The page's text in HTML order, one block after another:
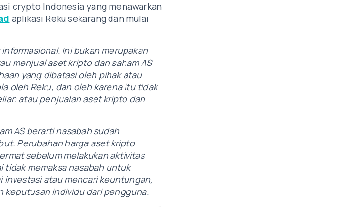
crypto Indonesia yang menawarkan
aplikasi Reku sekarang dan mulai
Ini bukan merupakan
menjual aset kripto dan saham AS
yang dibatasi oleh pihak atau
oleh Reku, dan oleh karena itu tidak
atau penjualan aset kripto dan
AS berarti nasabah sudah
Perubahan harga aset kripto
sebelum melakukan aktivitas
tidak memaksa nasabah untuk
investasi atau mencari keuntungan,
keputusan individu dari pengguna.